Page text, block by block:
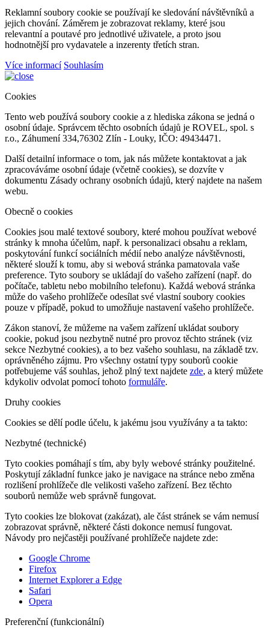
Reklamní soubory cookie se používají ke sledování návštěvníků a
jejich chování. Záměrem je zobrazovat reklamy, které jsou
relevantní a poutavé pro jednotlivé uživatele, a proto jsou
hodnotnější pro vydavatele a inzerenty třetích stran.
Více informací Souhlasím
Cookies
Tento web používá soubory cookie a z hlediska zákona se jedná o
osobní údaje. Správcem těchto osobních údajů je ROVEL, spol. s
r.o., Záhumení 334,76302 Zlín - Louky, IČO: 49434471.
Další detailní informace o tom, jak nás můžete kontaktovat a jak
zpracováváme osobní údaje (včetně cookies), se dozvíte v
dokumentu Zásady ochrany osobních údajů, který najdete na našem
webu.
Obecně o cookies
Cookies jsou malé textové soubory, které mohou používat webové
stránky k mnoha účelům, např. k personalizaci obsahu a reklam,
poskytování funkcí sociálních médií nebo analýze návštěvnosti,
některé slouží k tomu, aby si webová stránka pamatovala vaše
preference. Tyto soubory se ukládají do vašeho zařízení (např. do
počítače, tabletu nebo mobilního telefonu). Každá webová stránka
může do vašeho prohlížeče odesílat své vlastní soubory cookies
pouze v případě, pokud to umožňuje nastavení vašeho prohlížeče.
Zákon stanoví, že můžeme na vašem zařízení ukládat soubory
cookie, pokud jsou nezbytně nutné pro provoz těchto stránek (viz
sekce Nezbytné cookies), a to bez vašeho souhlasu, na základě tzv.
oprávněného zájmu. Pro všechny ostatní typy souborů cookie
potřebujeme váš souhlas, jehož plný text najdete zde, a který můžete
kdykoliv odvolat pomocí tohoto formuláře.
Druhy cookies
Cookies se dělí podle účelu, k jakému jsou využívány a ta takto:
Nezbytné (technické)
Tyto cookies pomáhají s tím, aby byly webové stránky použitelné.
Poskytují základní funkce jako je navigace na stránce nebo změna
rozlišení prohlížeče dle velikosti vašeho zařízení. Bez těchto
souborů nemůže web správně fungovat.
Tyto cookies lze blokovat (zakázat), ale část stránek se vám nemusí
zobrazovat správně, některé části dokonce nemusí fungovat.
Návody pro nejčastěji používané prohlížeče najdete zde:
Google Chrome
Firefox
Internet Explorer a Edge
Safari
Opera
Preferenční (funkcionální)